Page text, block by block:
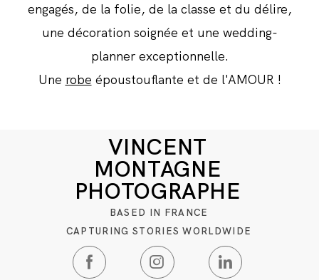
engagés, de la folie, de la classe et du délire,
une décoration soignée et une wedding-
planner exceptionnelle.
Une robe époustouflante et de l'AMOUR !
VINCENT
MONTAGNE
PHOTOGRAPHE
BASED IN FRANCE
CAPTURING STORIES WORLDWIDE